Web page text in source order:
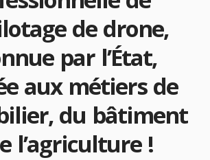
de drone,
par l’État,
aux métiers de
du bâtiment
l’agriculture !